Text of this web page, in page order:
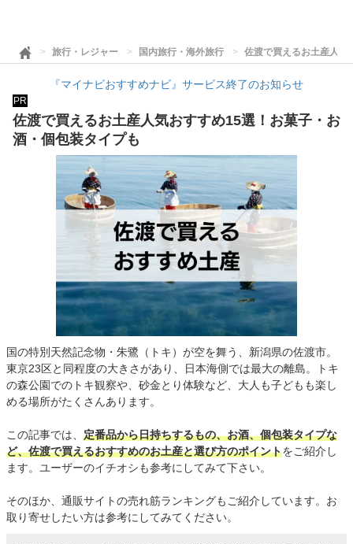
旅行・レジャー 国内旅行・海外旅行 佐渡で買えるお土産人気
『マイナビおすすめナビ』サービス終了のお知らせ
PR
佐渡で買えるお土産人気おすすめ15選！お菓子・お
酒・個包装タイプも
国の特別天然記念物・朱鷺（トキ）が空を舞う、新潟県の佐渡市。
東京23区と同程度の大きさがあり、日本海側では最大の離島。トキ
の森公園でのトキ観察や、砂金とり体験など、大人も子どもも楽し
める場所がたくさんあります。
この記事では、 定番品から日持ちするもの、お酒、個包装タイプな
ど、佐渡で買えるおすすめのお土産と選び方のポイントをご紹介し
ます。ユーザーのイチオシも参考にしてみて下さい。
そのほか、通販サイトの売れ筋ランキングもご紹介しています。お
取り寄せしたい方は参考にしてみてください。